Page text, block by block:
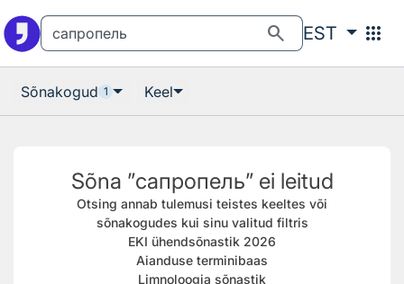
search EST apps
Sõnakogud 1 Keel
Sõna ”сапропель” ei leitud
Otsing annab tulemusi teistes keeltes või
sõnakogudes kui sinu valitud filtris
EKI ühendsõnastik 2026
Aianduse terminibaas
Limnoloogia sõnastik